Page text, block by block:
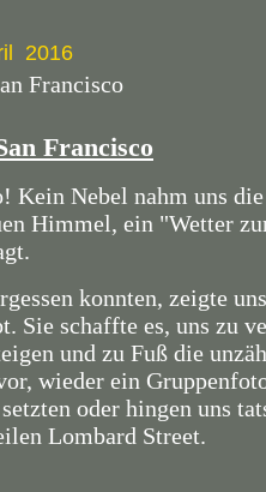
2016
Francisco
Francisco
Nebel nahm uns
Himmel, ein "Wetter
konnten, zeigte
Sie schaffte es, uns zu
und zu Fuß die
wieder ein
oder hingen uns
Lombard Street.